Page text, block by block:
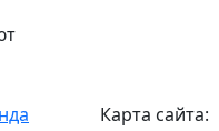
Карта сайта: